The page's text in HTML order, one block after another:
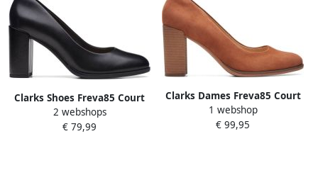
Clarks Shoes Freva85 Court
Hakken Zwart 1 2 Vrouw
2 webshops
€ 79,99
Clarks Dames Freva85 Court
D 4 Caramel Suede
1 webshop
€ 99,95